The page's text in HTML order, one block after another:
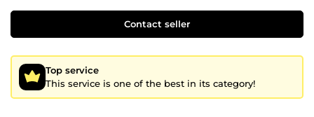
Contact seller
Top service
This service is one of the best in its category!